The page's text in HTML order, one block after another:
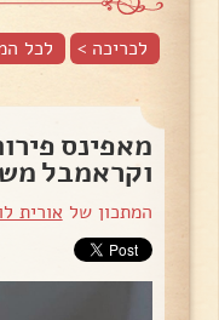
לכריכה > לכל
מאפינס
וקראמבל
המתכון של אורית